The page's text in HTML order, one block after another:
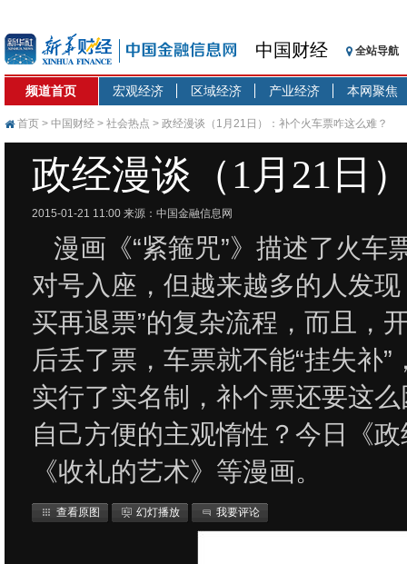
中国财经 全站导航
频道首页 宏观经济 区域经济 产业经济 本网聚焦
首页 > 中国财经 > 社会热点 > 政经漫谈（1月21日）：补个火车票咋这么难？
政经漫谈（1月21日
2015-01-21 11:00 来源：中国金融信息网
漫画《“紧箍咒”》描述了火
对号入座，但越来越多的人发
买再退票”的复杂流程，而且，
后丢了票，车票就不能“挂失补
实行了实名制，补个票还要这
自己方便的主观惰性？今日《
《收礼的艺术》等漫画。
查看原图 幻灯播放 我要评论